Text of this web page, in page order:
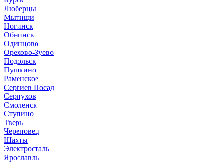
Люберцы
Мытищи
Ногинск
Обнинск
Одинцово
Орехово-Зуево
Подольск
Пушкино
Раменское
Сергиев Посад
Серпухов
Смоленск
Ступино
Тверь
Череповец
Шахты
Электросталь
Ярославль